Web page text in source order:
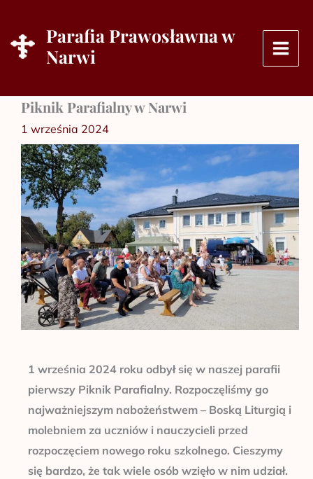
treści
Parafia Prawosławna w
Narwi
Piknik Parafialny w Narwi
1 września 2024
1 września 2024 roku odbył się w naszej parafii
pierwszy Piknik Parafialny. Rozpoczęliśmy go
najważniejszym nabożeństwem – Boską Liturgią i
molebniem za uczniów i nauczycieli przed
rozpoczęciem nowego roku szkolnego. Cieszymy
się bardzo, że tak wiele osób wzięło w nim udział.